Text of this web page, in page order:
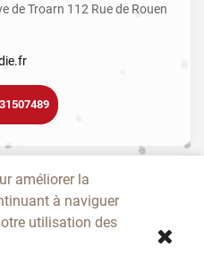
de Troarn 112 Rue de Rouen
améliorer la
à naviguer
utilisation des
alcoolisées pendant la
avoir des conséquences
-